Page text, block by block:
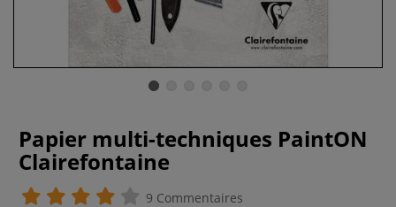
Papier multi-techniques PaintON
Clairefontaine
9 Commentaires